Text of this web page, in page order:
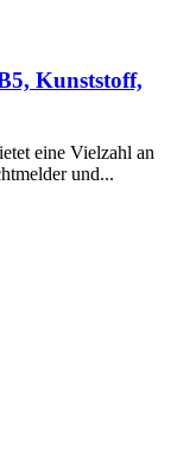
Kunststoff,
eine Vielzahl an
und...